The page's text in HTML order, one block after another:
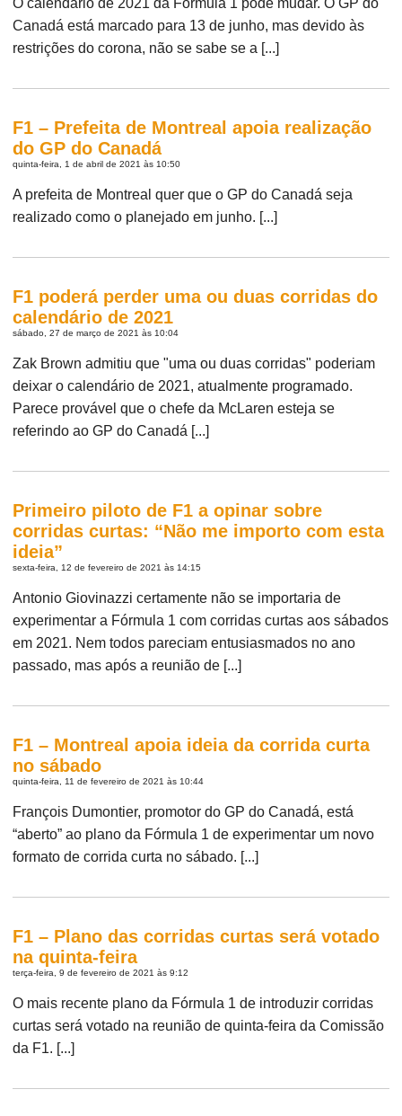
Canadá está marcado para 13 de junho, mas devido às
restrições do corona, não se sabe se a [...]
F1 – Prefeita de Montreal apoia realização
do GP do Canadá
quinta-feira, 1 de abril de 2021 às 10:50
A prefeita de Montreal quer que o GP do Canadá seja
realizado como o planejado em junho. [...]
F1 poderá perder uma ou duas corridas do
calendário de 2021
sábado, 27 de março de 2021 às 10:04
Zak Brown admitiu que "uma ou duas corridas" poderiam
deixar o calendário de 2021, atualmente programado.
Parece provável que o chefe da McLaren esteja se
referindo ao GP do Canadá [...]
Primeiro piloto de F1 a opinar sobre
corridas curtas: “Não me importo com esta
ideia”
sexta-feira, 12 de fevereiro de 2021 às 14:15
Antonio Giovinazzi certamente não se importaria de
experimentar a Fórmula 1 com corridas curtas aos sábados
em 2021. Nem todos pareciam entusiasmados no ano
passado, mas após a reunião de [...]
F1 – Montreal apoia ideia da corrida curta
no sábado
quinta-feira, 11 de fevereiro de 2021 às 10:44
François Dumontier, promotor do GP do Canadá, está
“aberto” ao plano da Fórmula 1 de experimentar um novo
formato de corrida curta no sábado. [...]
F1 – Plano das corridas curtas será votado
na quinta-feira
terça-feira, 9 de fevereiro de 2021 às 9:12
O mais recente plano da Fórmula 1 de introduzir corridas
curtas será votado na reunião de quinta-feira da Comissão
da F1. [...]